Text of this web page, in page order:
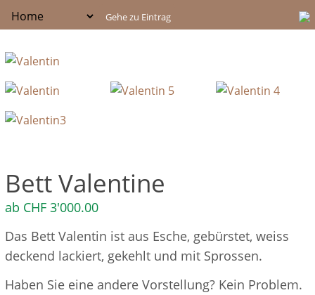
Bett Valentine
ab CHF 3'000.00
Das Bett Valentin ist aus Esche, gebürstet, weiss
deckend lackiert, gekehlt und mit Sprossen.
Haben Sie eine andere Vorstellung? Kein Problem.